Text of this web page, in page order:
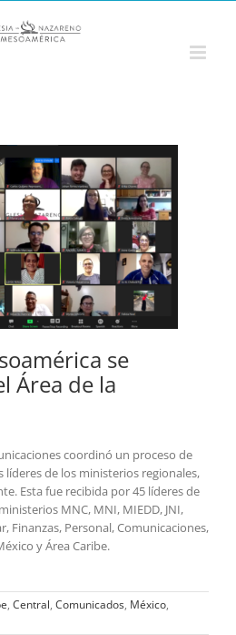
se
Área de la
coordinó un proceso de
de los ministerios regionales,
Esta fue recibida por 45 líderes de
MNC, MNI, MIEDD, JNI,
Finanzas, Personal, Comunicaciones,
y Área Caribe.
, Central, Comunicados, México,